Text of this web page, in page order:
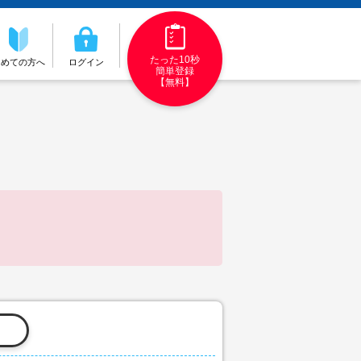
ての方へ ログイン
たった10秒
簡単登録
【無料】